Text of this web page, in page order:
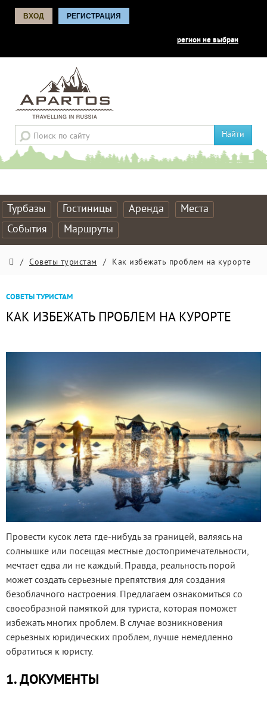
ВХОД РЕГИСТРАЦИЯ
регион не выбран
Найти
Турбазы Гостиницы Аренда
Места
События
Маршруты
/ Советы туристам / Как избежать проблем на курорте
СОВЕТЫ ТУРИСТАМ
КАК ИЗБЕЖАТЬ ПРОБЛЕМ НА КУРОРТЕ
Провести кусок лета где-нибудь за границей, валяясь на
солнышке или посещая местные достопримечательности,
мечтает едва ли не каждый. Правда, реальность порой
может создать серьезные препятствия для создания
безоблачного настроения. Предлагаем ознакомиться со
своеобразной памяткой для туриста, которая поможет
избежать многих проблем. В случае возникновения
серьезных юридических проблем, лучше немедленно
обратиться к юристу.
1. ДОКУМЕНТЫ